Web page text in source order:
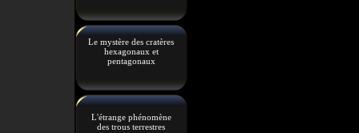
Le mystère des cratères
hexagonaux et
pentagonaux
L'étrange phénomène
des trous terrestres